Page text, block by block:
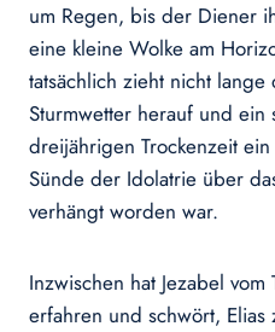
um Regen, bis der Diener
eine kleine Wolke am
tatsächlich zieht nicht
Sturmwetter herauf und ein
dreijährigen Trockenzeit
Sünde der Idolatrie über
verhängt worden war.
Inzwischen hat Jezabel
erfahren und schwört,